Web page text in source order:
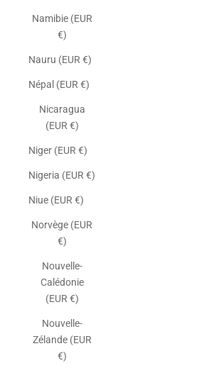
Namibie (EUR
€)
Nauru (EUR €)
Népal (EUR €)
Nicaragua
(EUR €)
Niger (EUR €)
Nigeria (EUR €)
Niue (EUR €)
Norvège (EUR
€)
Nouvelle-
Calédonie
(EUR €)
Nouvelle-
Zélande (EUR
€)